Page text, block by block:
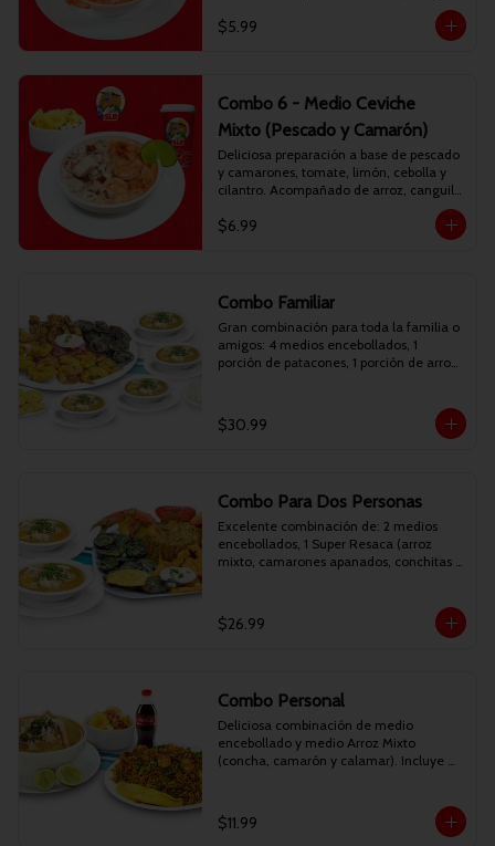
$5.99
Combo 6 - Medio Ceviche
Mixto (Pescado y Camarón)
Deliciosa preparación a base de pescado
y camarones, tomate, limón, cebolla y
cilantro. Acompañado de arroz, canguil
$6.99
Combo Familiar
Gran combinación para toda la familia o
amigos: 4 medios encebollados, 1
porción de patacones, 1 porción de arroz
deditos de pescado apanados, conchitas
asadas, patacones y curtido). Incluye
$30.99
Combo Para Dos Personas
Excelente combinación de: 2 medios
encebollados, 1 Super Resaca (arroz
mixto, camarones apanados, conchitas
$26.99
Combo Personal
Deliciosa combinación de medio
encebollado y medio Arroz Mixto
(concha, camarón y calamar). Incluye
$11.99